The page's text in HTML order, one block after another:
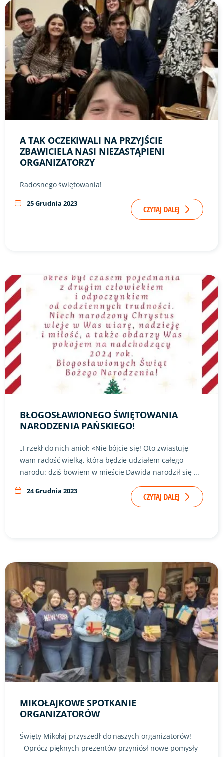
Link do artykułu "A tak oczekiwali na przyjście Zbawiciela
A TAK OCZEKIWALI NA PRZYJŚCIE
ZBAWICIELA NASI NIEZASTĄPIENI
ORGANIZATORZY
Radosnego świętowania!
25 Grudnia 2023
CZYTAJ DALEJ
Link do artykułu "Błogosławionego świętowania
BŁOGOSŁAWIONEGO ŚWIĘTOWANIA
NARODZENIA PAŃSKIEGO!
„I rzekł do nich anioł: «Nie bójcie się! Oto zwiastuję
wam radość wielką, która będzie udziałem całego
narodu: dziś bowiem w mieście Dawida narodził się ...
24 Grudnia 2023
CZYTAJ DALEJ
Link do artykułu "Mikołajkowe spotkanie organizatorów"
MIKOŁAJKOWE SPOTKANIE
ORGANIZATORÓW
Święty Mikołaj przyszedł do naszych organizatorów!
Oprócz pięknych prezentów przyniósł nowe pomysły